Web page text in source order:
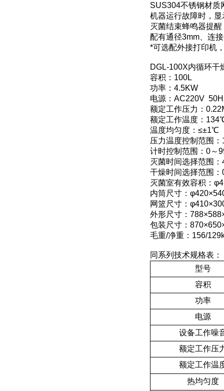
SUS304不锈钢材质
机器运行故障时，
灭菌结束蜂鸣器提
配有通径3mm、连
*可选配外接打印机
DGL-100X内循环干
容积：100L
功率：4.5KW
电源：AC220V
额定工作压力：
额定工作温度：
温度均匀度：≤±1℃
压力温度控制范围
计时控制范围：0～
灭菌时间选择范围
干燥时间选择范围
灭菌室有效容积：
内筒尺寸：
网篮尺寸：
外形尺寸：
包装尺寸：
毛重/净重：156/
同系列技术规格表：
型号
容积
功率
电源
设备工作噪
额定工作压
额定工作温
热均匀度